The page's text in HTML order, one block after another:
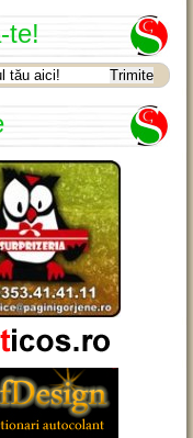
te!